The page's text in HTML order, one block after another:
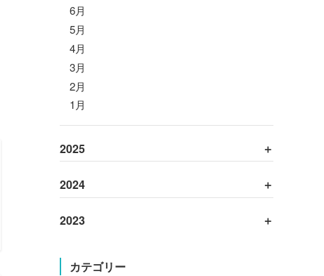
6月
5月
4月
3月
2月
1月
2025
2024
2023
カテゴリー